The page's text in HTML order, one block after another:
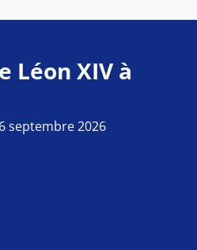
Léon XIV à
septembre 2026